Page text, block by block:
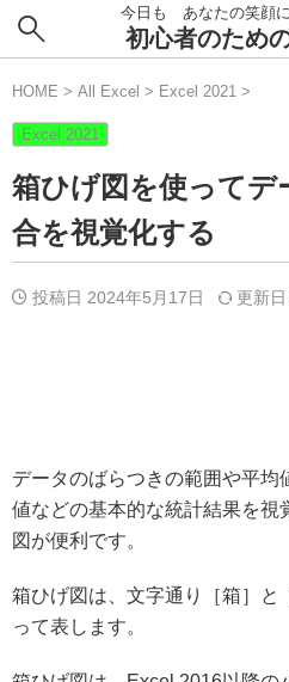
今日も あなたの笑顔に
初心者のため
HOME > All Excel > Excel 2021 >
Excel 2021
箱ひげ図を使ってデ
合を視覚化する
投稿日 2024年5月17日 更新日
データのばらつきの範囲や平均
値などの基本的な統計結果を視
図が便利です。
箱ひげ図は、文字通り［箱］と
って表します。